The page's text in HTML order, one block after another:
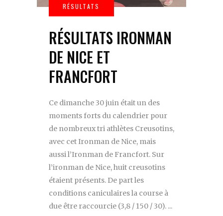
RÉSULTATS IRONMAN
DE NICE ET
FRANCFORT
Ce dimanche 30 juin était un des
moments forts du calendrier pour
de nombreux tri athlètes Creusotins,
avec cet Ironman de Nice, mais
aussi l’Ironman de Francfort. Sur
l’ironman de Nice, huit creusotins
étaient présents. De part les
conditions caniculaires la course à
due être raccourcie (3,8 / 150 / 30).